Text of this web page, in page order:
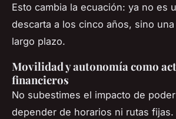
Esto cambia la ecuación: ya no es
descarta a los cinco años, sino
largo plazo.
Movilidad y autonomía como
financieros
No subestimes el impacto de
depender de horarios ni rutas fijas.